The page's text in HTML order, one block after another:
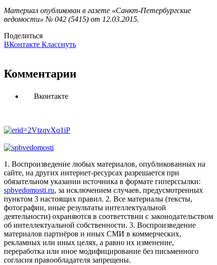
Материал опубликован в газете «Санкт-Петербургские
ведомости» № 042 (5415) от 12.03.2015.
Поделиться
ВКонтакте Класснуть
Комментарии
Вконтакте
1. Воспроизведение любых материалов, опубликованных на
сайте, на других интернет-ресурсах разрешается при
обязательном указании источника в формате гиперссылки:
spbvedomosti.ru, за исключением случаев, предусмотренных
пунктом 3 настоящих правил. 2. Все материалы (тексты,
фотографии, иные результаты интеллектуальной
деятельности) охраняются в соответствии с законодательством
об интеллектуальной собственности. 3. Воспроизведение
материалов партнёров и иных СМИ в коммерческих,
рекламных или иных целях, а равно их изменение,
переработка или иное модифицирование без письменного
согласия правообладателя запрещены.